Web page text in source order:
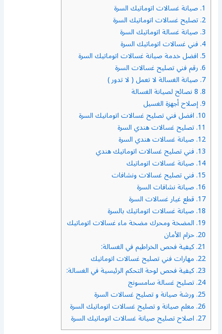
1. صيانة غسالات اتوماتيك السرة
2. تصليح غسالات اتوماتيك السرة
3. صيانة غسالة اتوماتيك السرة
4. فني غسالات اتوماتيك السرة
5. افضل خدمة صيانة غسالات اتوماتيك السرة
6. رقم فني تصليح غسالات السرة
7. صيانة الغسالة لا تعمل ( لا تدور )
8.
9. إصلاح أجهزة الغسيل
10. افضل فني تصليح غسالات اتومانيك السرة
11. تصليح غسالات هندي السرة
12. صيانة غسالات هندي السرة
13. فني تصليح غسالات اتوماتيك هندي
14. صيانة غسالات اتوماتيك
15. فني تصليح غسالات ونشافات
16. صيانة نشافات السرة
17. قطع غيار غسالات السرة
18. صيانة غسالات اتوماتيك بالسرة
19. المضخة ومحرك مضخة ماء غسالات اتوماتيك
20. حزام الأمان
21. كيفية فحص الخراطيم في الغسالة:
22. مهارات فني تصليح غسالات اتوماتيك
23. كيفية فحص لوحة التحكم الرئيسية في الغسالة:
24. تصليح غسالة سامسونج
25. ورشة صيانة و تصليح غسالات السرة
26. معلم صيانة و تصليح غسالات اتوماتيك السرة
27. اصلاح تصليح صيانة غسالات اتوماتيك السرة